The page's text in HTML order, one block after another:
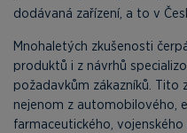
dodávaná zařízení, a to v
Mnohaletých zkušenosti
produktů i z návrhů
požadavkům zákazníků. Tito
nejenom z automobilového,
farmaceutického,